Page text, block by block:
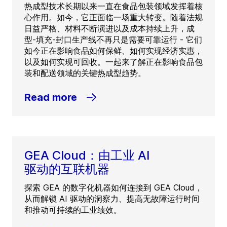
热成型技术长期以来一直在食品包装领域发挥着核
心作用。如今，它正面临一场重大转变。随着法规
日益严格、材料不断演进以及成本持续上升，成
型-填充-封口生产线不再只是需要可靠运行 - 它们
如今正在影响食品如何保鲜、如何实现经济实惠，
以及如何实现可回收。一起来了解正在影响食品包
装和配送领域的关键热成型趋势。
Read more
GEA Cloud：由工业 AI
驱动的互联机器
探索 GEA 的数字化机器如何连接到 GEA Cloud，
从而解锁 AI 驱动的洞察力、提高无故障运行时间
和推动可持续的工业绩效。